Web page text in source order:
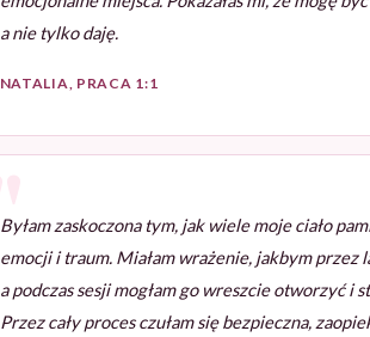
a nie tylko daję.
NATALIA, PRACA 1:1
Byłam zaskoczona tym, jak wiele moje ciało
emocji i traum. Miałam wrażenie, jakbym przez
a podczas sesji mogłam go wreszcie otworzyć i
Przez cały proces czułam się bezpieczna,